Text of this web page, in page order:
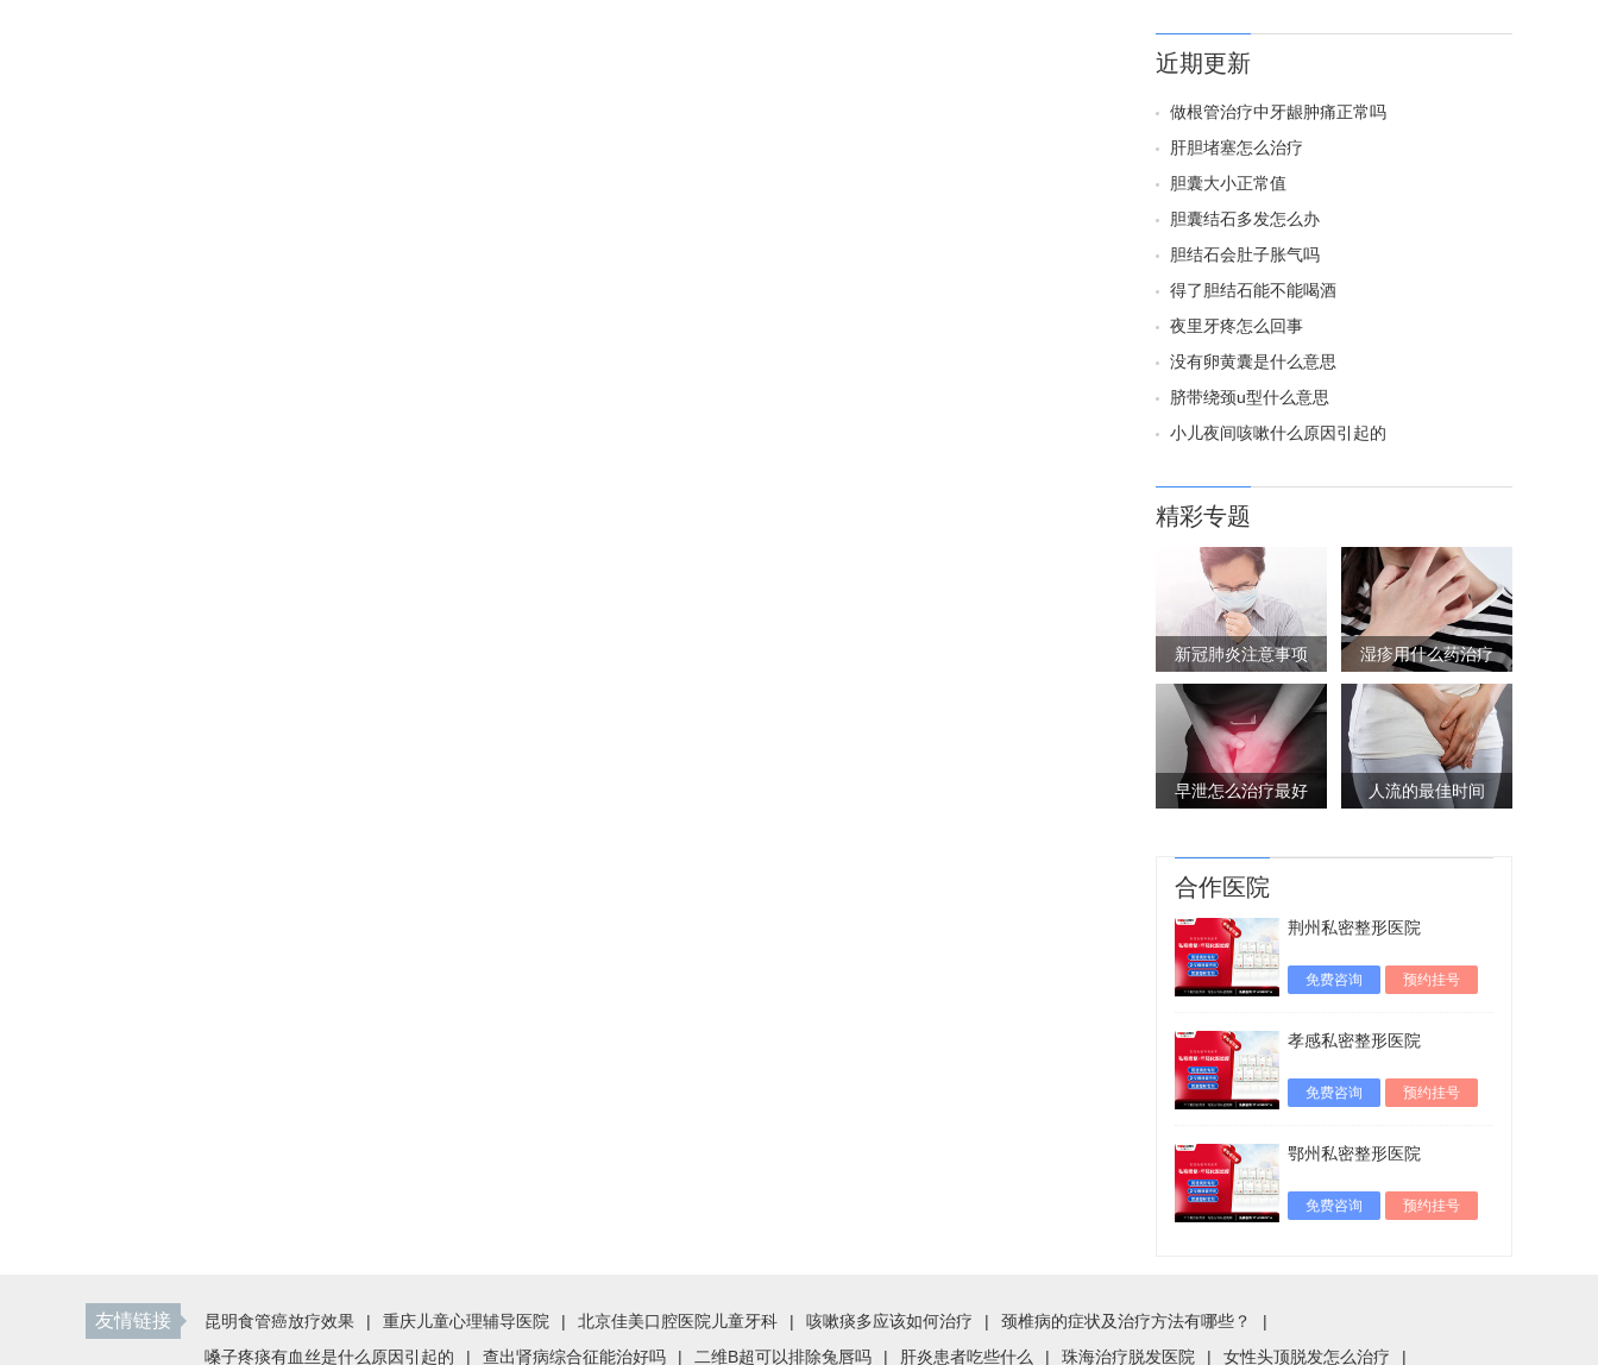
近期更新
做根管治疗中牙龈肿痛正常吗
肝胆堵塞怎么治疗
胆囊大小正常值
胆囊结石多发怎么办
胆结石会肚子胀气吗
得了胆结石能不能喝酒
夜里牙疼怎么回事
没有卵黄囊是什么意思
脐带绕颈u型什么意思
小儿夜间咳嗽什么原因引起的
精彩专题
新冠肺炎注意事项 湿疹用什么药治疗
早泄怎么治疗最好 人流的最佳时间
合作医院
荆州私密整形医院
免费咨询 预约挂号
孝感私密整形医院
免费咨询 预约挂号
鄂州私密整形医院
免费咨询 预约挂号
友情链接 昆明食管癌放疗效果 | 重庆儿童心理辅导医院 | 北京佳美口腔医院儿童牙科 | 咳嗽痰多应该如何治疗 | 颈椎病的症状及治疗方法有哪些？
|
嗓子疼痰有血丝是什么原因引起的
| 查出肾病综合征能治好吗 | 二维B超可以排除兔唇吗 | 肝炎患者吃些什么 | 珠海治疗脱发医院 | 女性头顶脱发怎么治疗 |